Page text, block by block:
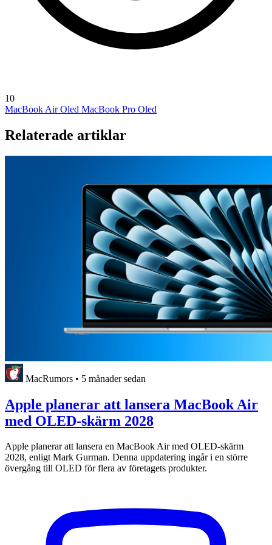
10
MacBook Air Oled MacBook Pro Oled
Relaterade artiklar
MacRumors • 5 månader sedan
Apple planerar att lansera MacBook Air
med OLED-skärm 2028
Apple planerar att lansera en MacBook Air med OLED-skärm
2028, enligt Mark Gurman. Denna uppdatering ingår i en större
övergång till OLED för flera av företagets produkter.